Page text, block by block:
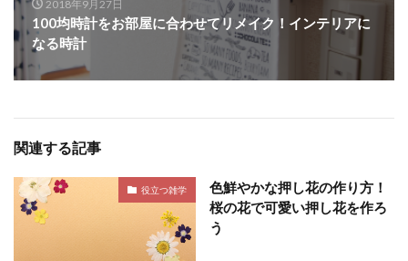
2018年9月27日
100均時計をお部屋に合わせてリメイク！インテリアに
なる時計
関連する記事
役立つ雑学
色鮮やかな押し花の作り方！
桜の花で可愛い押し花を作ろ
う